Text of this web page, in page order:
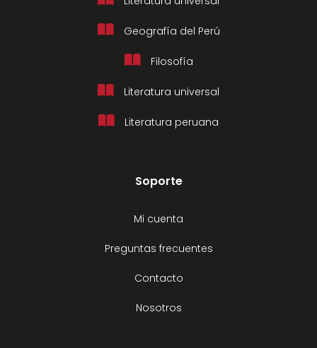
Geografía del Perú
Filosofía
Literatura universal
Literatura peruana
Soporte
Mi cuenta
Preguntas frecuentes
Contacto
Nosotros